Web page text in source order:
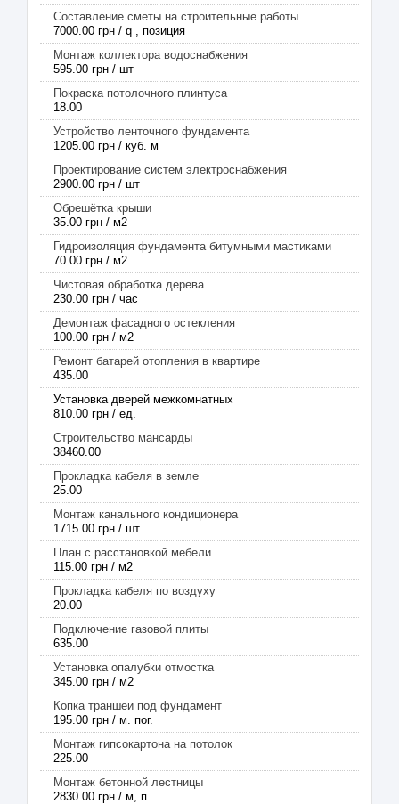
Составление сметы на строительные работы
7000.00 грн / q , позиция
Монтаж коллектора водоснабжения
595.00 грн / шт
Покраска потолочного плинтуса
18.00
Устройство ленточного фундамента
1205.00 грн / куб. м
Проектирование систем электроснабжения
2900.00 грн / шт
Обрешётка крыши
35.00 грн / м2
Гидроизоляция фундамента битумными мастиками
70.00 грн / м2
Чистовая обработка дерева
230.00 грн / час
Демонтаж фасадного остекления
100.00 грн / м2
Ремонт батарей отопления в квартире
435.00
Установка дверей межкомнатных
810.00 грн / ед.
Строительство мансарды
38460.00
Прокладка кабеля в земле
25.00
Монтаж канального кондиционера
1715.00 грн / шт
План с расстановкой мебели
115.00 грн / м2
Прокладка кабеля по воздуху
20.00
Подключение газовой плиты
635.00
Установка опалубки отмостка
345.00 грн / м2
Копка траншеи под фундамент
195.00 грн / м. пог.
Монтаж гипсокартона на потолок
225.00
Монтаж бетонной лестницы
2830.00 грн / м, п